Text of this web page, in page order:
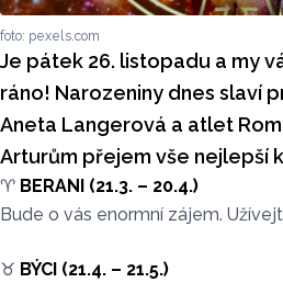
foto: pexels.com
Je pátek 26. listopadu a my
ráno! Narozeniny dnes slaví
Aneta Langerová a atlet
Arturům přejem vše nejlepší
♈️ BERANI (21.3. – 20.4.)
Bude o vás enormní zájem.
♉️ BÝCI (21.4. – 21.5.)